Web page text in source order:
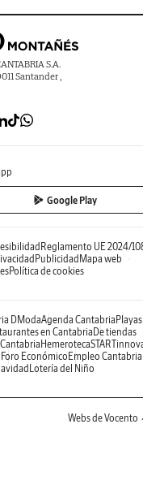
S.A.
Santander ,
Google Play
Reglamento UE 2024/
Publicidad Mapa web
Política de cookies
DModaAgenda Cantabria Playas
en Cantabria De tiendas
Hemeroteca
Foro Económico Empleo Cantabria
Lotería del Niño
Webs de Vocento